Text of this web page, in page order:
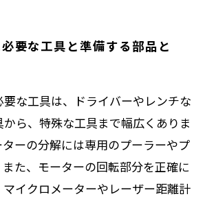
要な工具と準備する部品と
な工具は、ドライバーやレンチな
ら、特殊な工具まで幅広くありま
ーの分解には専用のプーラーやプ
た、モーターの回転部分を正確に
イクロメーターやレーザー距離計